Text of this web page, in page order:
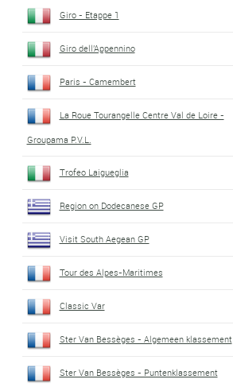
Giro - Etappe 1
Giro dell'Appennino
Paris - Camembert
La Roue Tourangelle Centre Val de Loire -
Groupama P.V.L.
Trofeo Laigueglia
Region on Dodecanese GP
Visit South Aegean GP
Tour des Alpes-Maritimes
Classic Var
Ster Van Bessèges - Algemeen klassement
Ster Van Bessèges - Puntenklassement